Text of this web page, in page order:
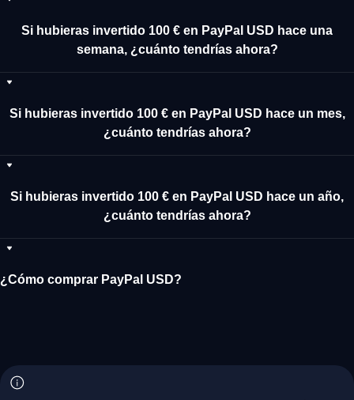
Si hubieras invertido 100 € en PayPal USD hace una
semana, ¿cuánto tendrías ahora?
Si hubieras invertido 100 € en PayPal USD hace un mes,
¿cuánto tendrías ahora?
Si hubieras invertido 100 € en PayPal USD hace un año,
¿cuánto tendrías ahora?
¿Cómo comprar PayPal USD?